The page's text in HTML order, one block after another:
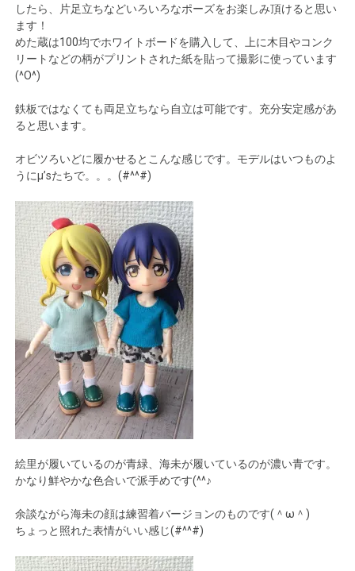
したら、片足立ちなどいろいろなポーズをお楽しみ頂けると思い
ます！
めた蔵は100均でホワイトボードを購入して、上に木目やコンク
リートなどの柄がプリントされた紙を貼って撮影に使っています
(^O^)
鉄板ではなくても両足立ちなら自立は可能です。充分安定感があ
ると思います。
オビツろいどに履かせるとこんな感じです。モデルはいつものよ
うにμ’sたちで。。。(#^^#)
絵里が履いているのが青緑、海未が履いているのが濃い青です。
かなり鮮やかな色合いで派手めです(^^♪
余談ながら海未の顔は練習着バージョンのものです(＾ω＾)
ちょっと照れた表情がいい感じ(#^^#)